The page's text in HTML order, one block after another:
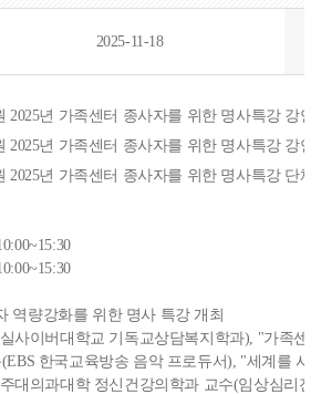
2025-11-18
역량강화를 위한 명사 특강 개최
사이버대학교 기독교상담복지학과), "가족센
한국교육방송 음악 프로듀서), "세계를 사
대의과대학 정신건강의학과 교수(임상심리